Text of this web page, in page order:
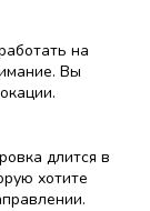
на
Вы
длится в
хотите